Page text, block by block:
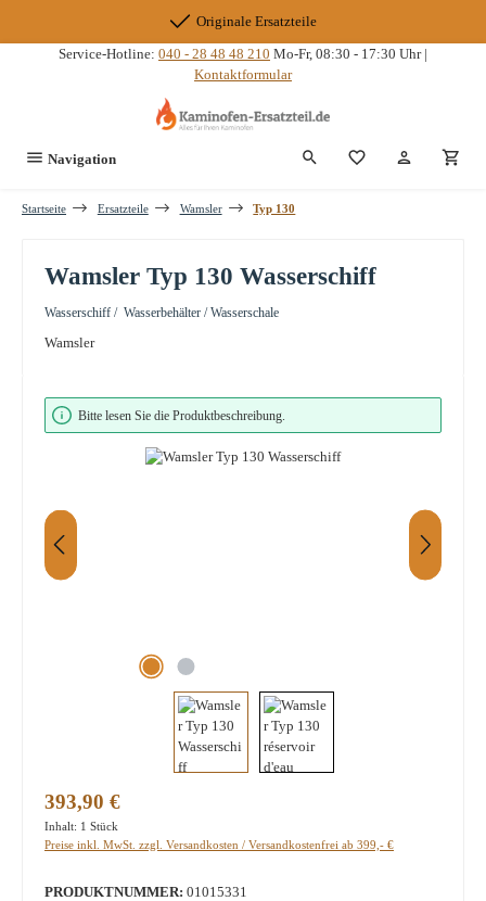
Originale Ersatzteile
Service-Hotline: 040 - 28 48 48 210 Mo-Fr, 08:30 - 17:30 Uhr |
Kontaktformular
Navigation Du hast 0
Startseite Ersatzteile Wamsler Typ 130
Wamsler Typ 130 Wasserschiff
Wasserschiff / Wasserbehälter / Wasserschale
Wamsler
Bildergalerie überspringen
Bitte lesen Sie die Produktbeschreibung.
Regulärer Preis:
393,90 €
Inhalt: 1 Stück
Preise inkl. MwSt. zzgl. Versandkosten / Versandkostenfrei ab 399,- €
PRODUKTNUMMER: 01015331